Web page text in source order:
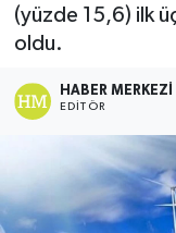
(yüzde 15,6) ilk
oldu.
HABER MERKEZI
EDITÖR
OTOMOTİV
PİYASALAR
SAVUNMA
Son Dakika
Haber Arşivi